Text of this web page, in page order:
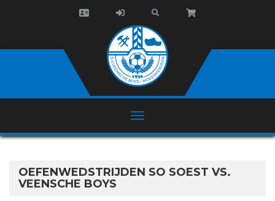
OEFENWEDSTRIJDEN SO SOEST VS.
VEENSCHE BOYS